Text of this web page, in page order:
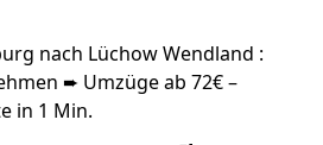
nach Lüchow Wendland :
➨ Umzüge ab 72€ –
in 1 Min.